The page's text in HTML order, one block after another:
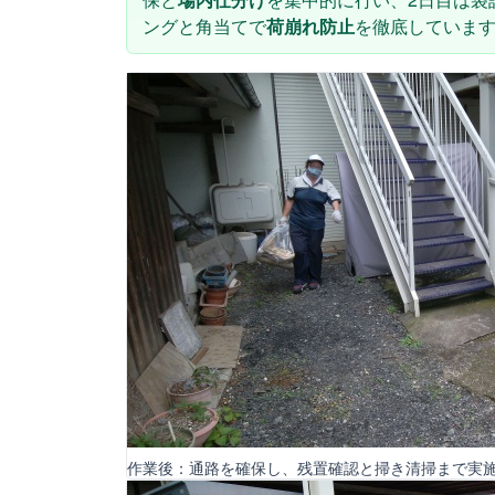
ングと角当てで荷崩れ防止を徹底していま
作業後：通路を確保し、残置確認と掃き清掃まで実